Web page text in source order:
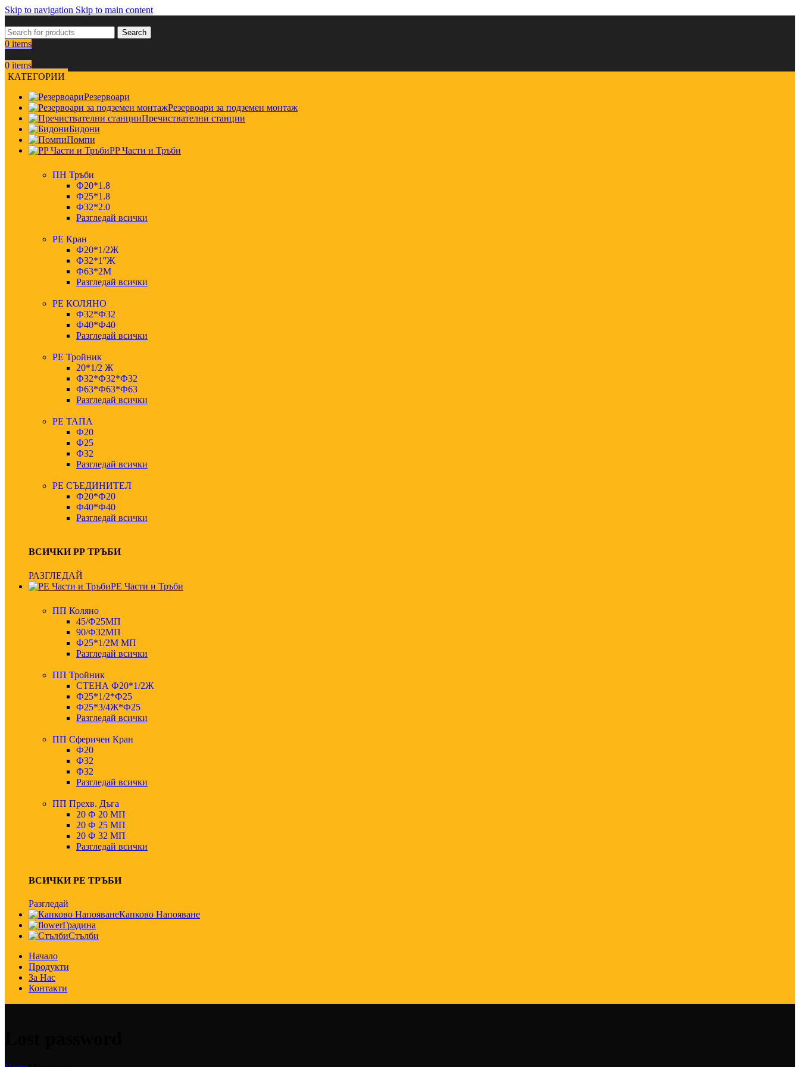
Skip to navigation Skip to main content
Search
0 items
0 items
КАТЕГОРИИ
Резервоари
Резервоари за подземен монтаж
Пречиствателни станции
Бидони
Помпи
PP Части и Тръби
ПН Тръби
Ф20*1.8
Ф25*1.8
Ф32*2.0
Разгледай всички
РЕ Кран
Ф20*1/2Ж
Ф32*1''Ж
Ф63*2М
Разгледай всички
РЕ КОЛЯНО
Ф32*Ф32
Ф40*Ф40
Разгледай всички
РЕ Тройник
20*1/2 Ж
Ф32*Ф32*Ф32
Ф63*Ф63*Ф63
Разгледай всички
РЕ ТАПА
Ф20
Ф25
Ф32
Разгледай всички
РЕ СЪЕДИНИТЕЛ
Ф20*Ф20
Ф40*Ф40
Разгледай всички
ВСИЧКИ РР ТРЪБИ
РАЗГЛЕДАЙ
PE Части и Тръби
ПП Коляно
45/Ф25МП
90/Ф32МП
Ф25*1/2М МП
Разгледай всички
ПП Тройник
СТЕНА Ф20*1/2Ж
Ф25*1/2*Ф25
Ф25*3/4Ж*Ф25
Разгледай всички
ПП Сферичен Кран
Ф20
Ф32
Ф32
Разгледай всички
ПП Прехв. Дъга
20 Ф 20 МП
20 Ф 25 МП
20 Ф 32 МП
Разгледай всички
ВСИЧКИ РЕ ТРЪБИ
Разгледай
Капково Напояване
Градина
Стълби
Начало
Продукти
За Нас
Контакти